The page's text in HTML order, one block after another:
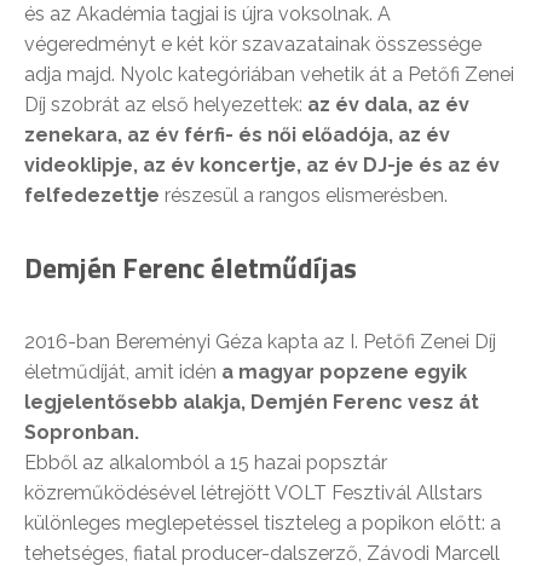
és az Akadémia tagjai is újra voksolnak. A
végeredményt e két kör szavazatainak összessége
adja majd. Nyolc kategóriában vehetik át a Petőfi Zenei
Díj szobrát az első helyezettek: az év dala, az év
zenekara, az év férfi- és női előadója, az év
videoklipje, az év koncertje, az év DJ-je és az év
felfedezettje részesül a rangos elismerésben.
Demjén Ferenc életműdíjas
2016-ban Bereményi Géza kapta az I. Petőfi Zenei Díj
életműdíját, amit idén a magyar popzene egyik
legjelentősebb alakja, Demjén Ferenc vesz át
Sopronban.
Ebből az alkalomból a 15 hazai popsztár
közreműködésével létrejött VOLT Fesztivál Allstars
különleges meglepetéssel tiszteleg a popikon előtt: a
tehetséges, fiatal producer-dalszerző, Závodi Marcell